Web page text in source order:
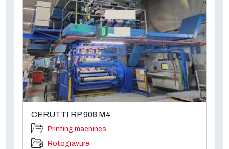
CERUTTI RP 908 M4
Printing machines
Rotogravure